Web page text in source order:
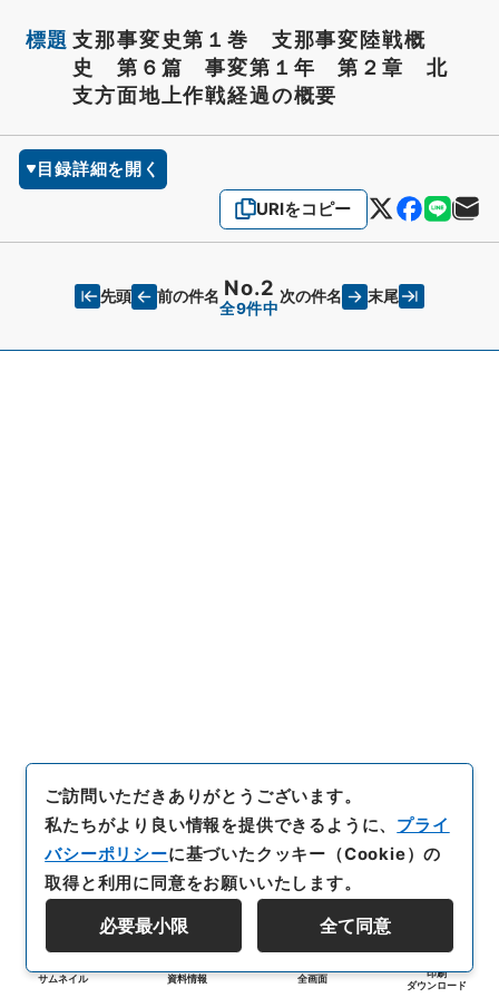
標題 支那事変史第１巻 支那事変陸戦概
史 第６篇 事変第１年 第２章 北
支方面地上作戦経過の概要
目録詳細を開く
URIをコピー
先頭 前の件名 No.2
全9件中
次の件名 末尾
サムネイル 資料情報 全画面
印刷
ダウンロード
ご訪問いただきありがとうございます。
私たちがより良い情報を提供できるように、 プライ
バシーポリシーに基づいたクッキー（Cookie）の
取得と利用に同意をお願いいたします。
必要最小限 全て同意